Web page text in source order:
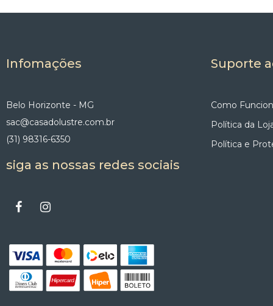
Infomações
Belo Horizonte - MG
sac@casadolustre.com.br
(31) 98316-6350
siga as nossas redes sociais
Suporte
Como
Política da
Política e